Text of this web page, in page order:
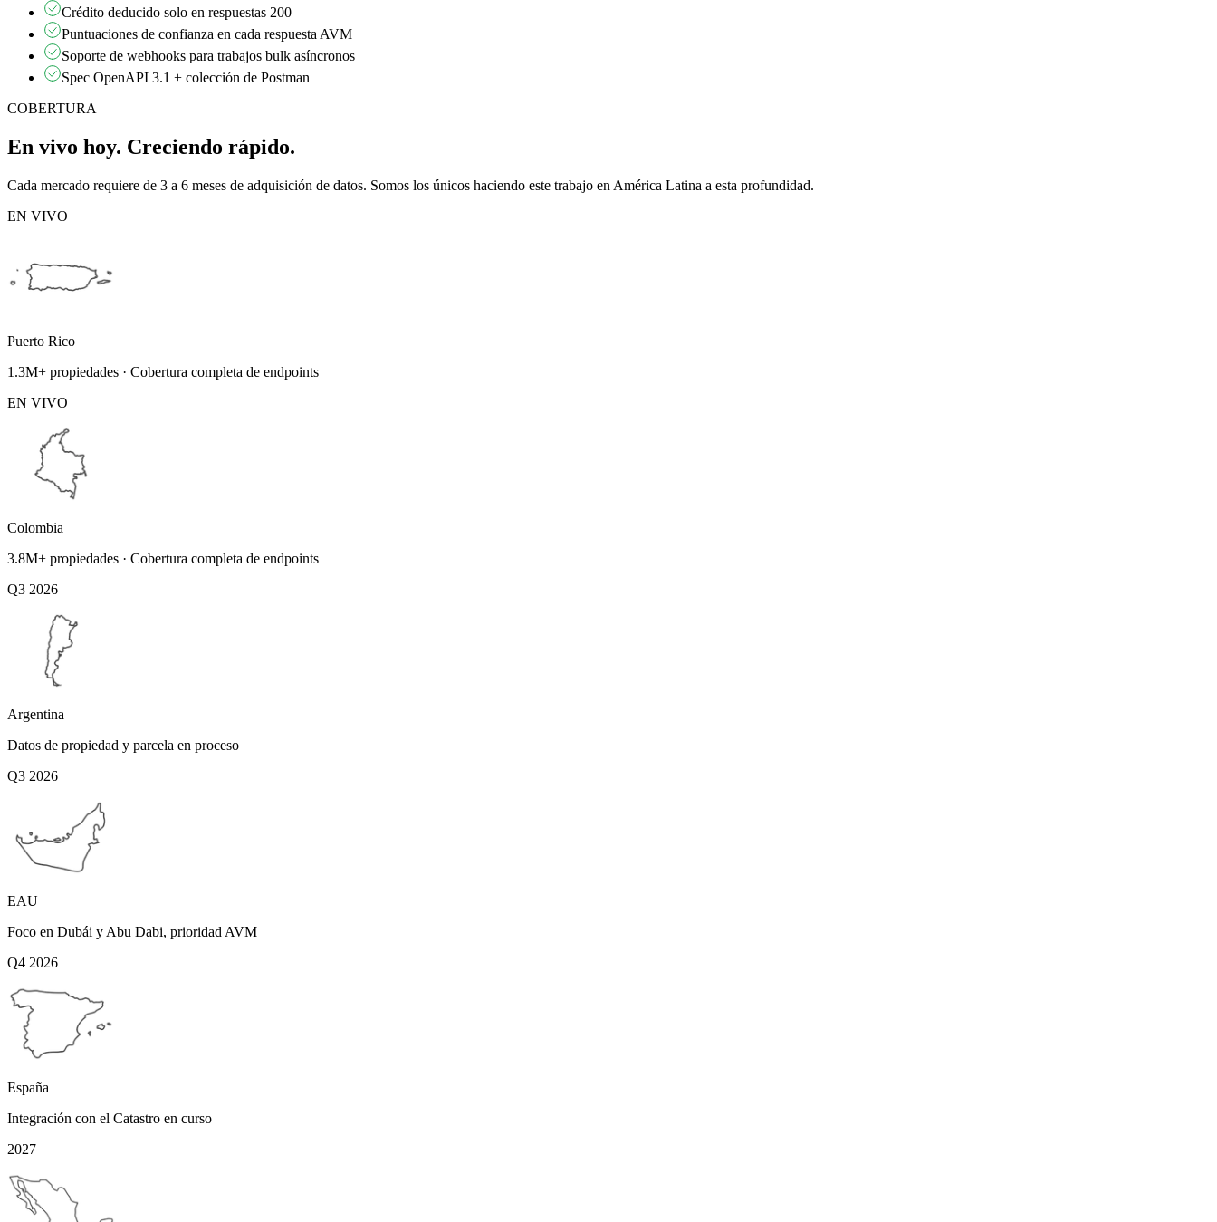
Crédito deducido solo en respuestas 200
Puntuaciones de confianza en cada respuesta AVM
Soporte de webhooks para trabajos bulk asíncronos
Spec OpenAPI 3.1 + colección de Postman
COBERTURA
En vivo hoy. Creciendo rápido.
Cada mercado requiere de 3 a 6 meses de adquisición de datos. Somos los únicos haciendo este trabajo en América Latina a esta profundidad.
EN VIVO
Puerto Rico
1.3M+ propiedades · Cobertura completa de endpoints
EN VIVO
Colombia
3.8M+ propiedades · Cobertura completa de endpoints
Q3 2026
Argentina
Datos de propiedad y parcela en proceso
Q3 2026
EAU
Foco en Dubái y Abu Dabi, prioridad AVM
Q4 2026
España
Integración con el Catastro en curso
2027